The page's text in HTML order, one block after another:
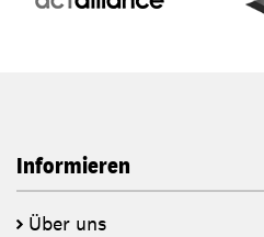
Informieren
Über uns